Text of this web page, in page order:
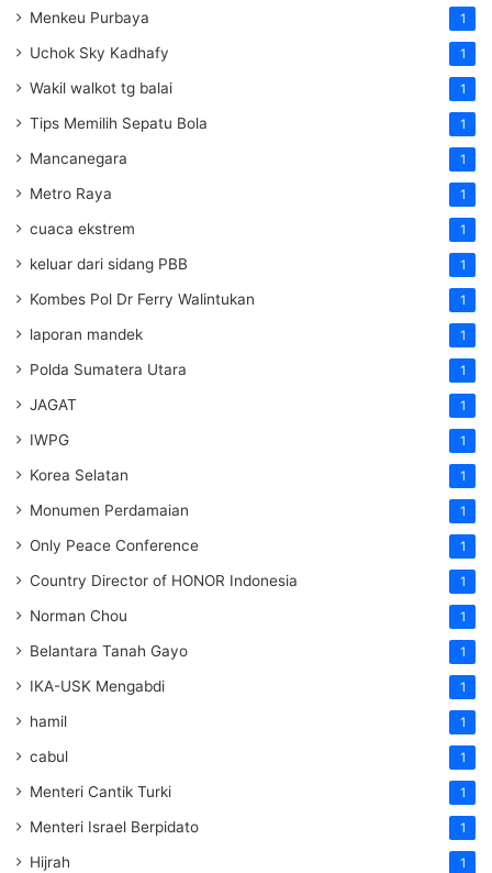
Menkeu Purbaya 1
Uchok Sky Kadhafy 1
Wakil walkot tg balai 1
Tips Memilih Sepatu Bola 1
Mancanegara 1
Metro Raya 1
cuaca ekstrem 1
keluar dari sidang PBB 1
Kombes Pol Dr Ferry Walintukan 1
laporan mandek 1
Polda Sumatera Utara 1
JAGAT 1
IWPG 1
Korea Selatan 1
Monumen Perdamaian 1
Only Peace Conference 1
Country Director of HONOR Indonesia 1
Norman Chou 1
Belantara Tanah Gayo 1
IKA-USK Mengabdi 1
hamil 1
cabul 1
Menteri Cantik Turki 1
Menteri Israel Berpidato 1
Hijrah 1